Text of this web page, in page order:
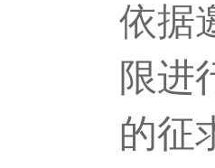
依据
限进
的征